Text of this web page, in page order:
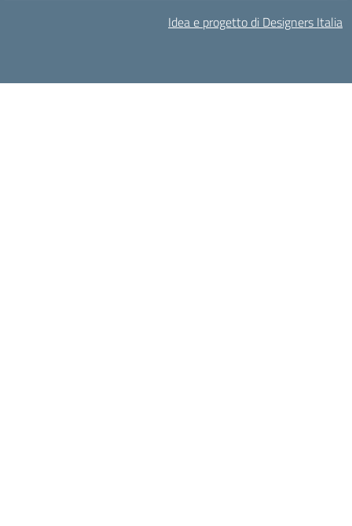
Idea e progetto di Designers Italia